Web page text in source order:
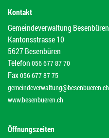
Kontakt
Gemeindeverwaltung Besenbüren
Kantonsstrasse 10
5627 Besenbüren
Telefon 056 677 87 70
Fax056 677 87 75
gemeindeverwaltung@besenbueren.ch
www.besenbueren.ch
Öffnungszeiten